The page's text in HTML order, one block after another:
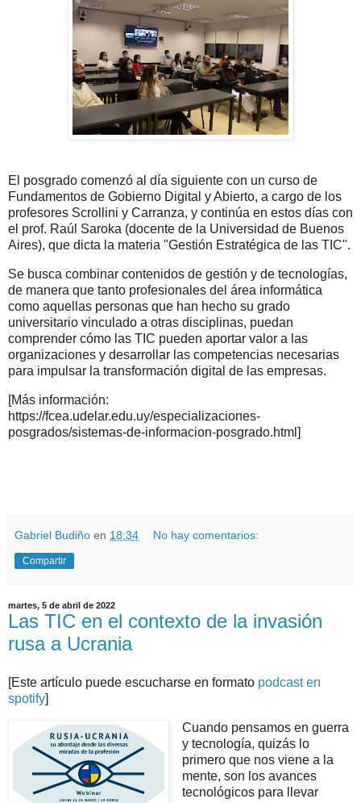
El posgrado comenzó al día siguiente con un curso de
Fundamentos de Gobierno Digital y Abierto, a cargo de los
profesores Scrollini y Carranza, y continúa en estos días con
el prof. Raúl Saroka (docente de la Universidad de Buenos
Aires), que dicta la materia "Gestión Estratégica de las TIC".
Se busca combinar contenidos de gestión y de tecnologías,
de manera que tanto profesionales del área informática
como aquellas personas que han hecho su grado
universitario vinculado a otras disciplinas, puedan
comprender cómo las TIC pueden aportar valor a las
organizaciones y desarrollar las competencias necesarias
para impulsar la transformación digital de las empresas.
[Más información:
https://fcea.udelar.edu.uy/especializaciones-
posgrados/sistemas-de-informacion-posgrado.html]
Gabriel Budiño en 18:34 No hay comentarios:
Compartir
martes, 5 de abril de 2022
Las TIC en el contexto de la invasión
rusa a Ucrania
[Este artículo puede escucharse en formato podcast en
spotify]
Cuando pensamos en guerra
y tecnología, quizás lo
primero que nos viene a la
mente, son los avances
tecnológicos para llevar